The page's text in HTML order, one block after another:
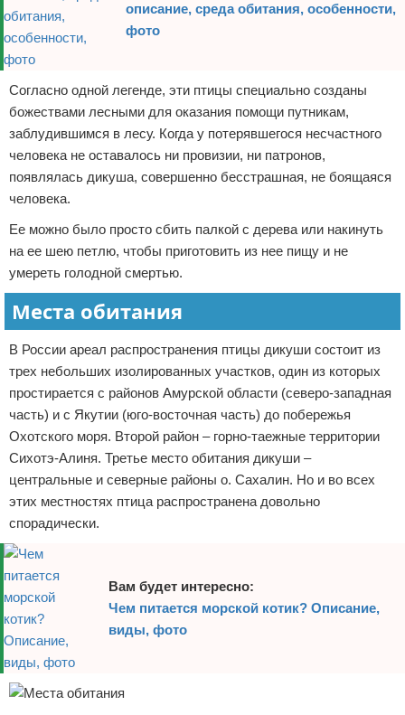
описание, среда обитания, особенности,
фото
Согласно одной легенде, эти птицы специально созданы
божествами лесными для оказания помощи путникам,
заблудившимся в лесу. Когда у потерявшегося несчастного
человека не оставалось ни провизии, ни патронов,
появлялась дикуша, совершенно бесстрашная, не боящаяся
человека.
Ее можно было просто сбить палкой с дерева или накинуть
на ее шею петлю, чтобы приготовить из нее пищу и не
умереть голодной смертью.
Места обитания
В России ареал распространения птицы дикуши состоит из
трех небольших изолированных участков, один из которых
простирается с районов Амурской области (северо-западная
часть) и с Якутии (юго-восточная часть) до побережья
Охотского моря. Второй район – горно-таежные территории
Сихотэ-Алиня. Третье место обитания дикуши –
центральные и северные районы о. Сахалин. Но и во всех
этих местностях птица распространена довольно
спорадически.
Вам будет интересно:
Чем питается морской котик? Описание,
виды, фото